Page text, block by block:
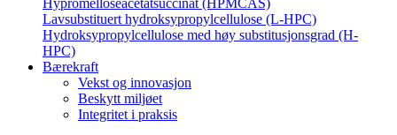
Lavsubstituert hydroksypropylcellulose (L-HPC)
Hydroksypropylcellulose med høy substitusjonsgrad (H-
HPC)
Bærekraft
Vekst og innovasjon
Beskytt miljøet
Integritet i praksis